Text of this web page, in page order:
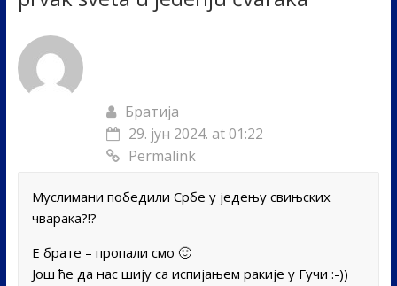
Братија
29. јун 2024. at 01:22
Permalink
Муслимани победили Србе у једењу свињских
чварака?!?
Е брате – пропали смо 🙂
Још ће да нас шију са испијањем ракије у Гучи :-))